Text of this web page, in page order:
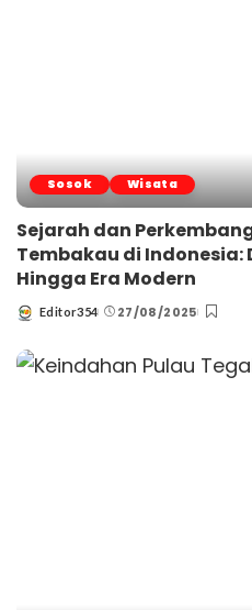
Sosok Wisata
Sejarah dan
Tembakau di Indonesia:
Hingga Era Modern
Posted
Editor354 27/08/2025